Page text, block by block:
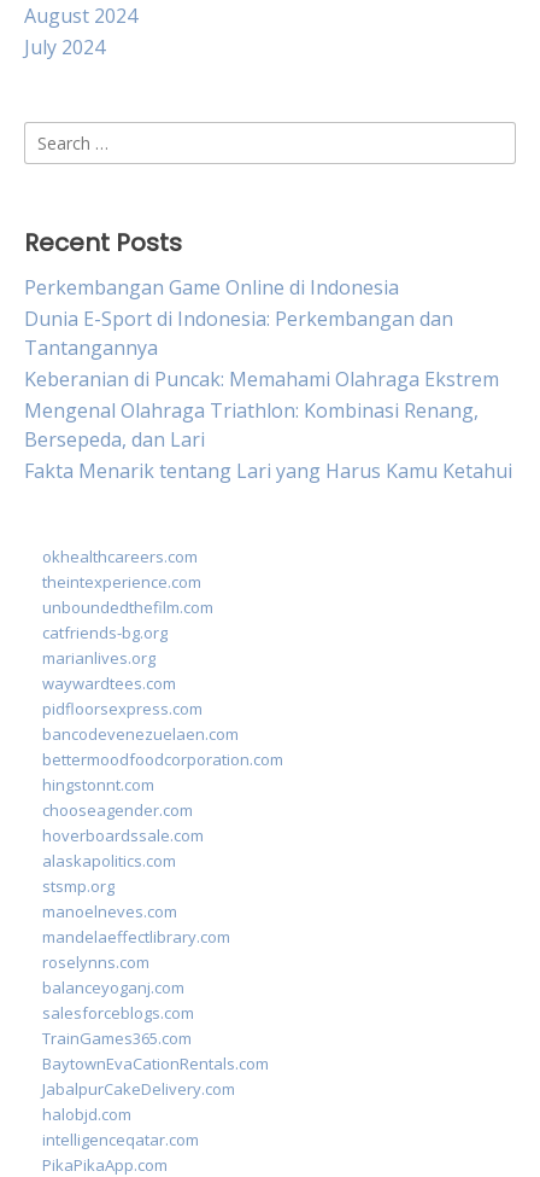
August 2024
July 2024
Search
for:
Recent Posts
Perkembangan Game Online di Indonesia
Dunia E-Sport di Indonesia: Perkembangan dan
Tantangannya
Keberanian di Puncak: Memahami Olahraga Ekstrem
Mengenal Olahraga Triathlon: Kombinasi Renang,
Bersepeda, dan Lari
Fakta Menarik tentang Lari yang Harus Kamu Ketahui
okhealthcareers.com
theintexperience.com
unboundedthefilm.com
catfriends-bg.org
marianlives.org
waywardtees.com
pidfloorsexpress.com
bancodevenezuelaen.com
bettermoodfoodcorporation.com
hingstonnt.com
chooseagender.com
hoverboardssale.com
alaskapolitics.com
stsmp.org
manoelneves.com
mandelaeffectlibrary.com
roselynns.com
balanceyoganj.com
salesforceblogs.com
TrainGames365.com
BaytownEvaCationRentals.com
JabalpurCakeDelivery.com
halobjd.com
intelligenceqatar.com
PikaPikaApp.com